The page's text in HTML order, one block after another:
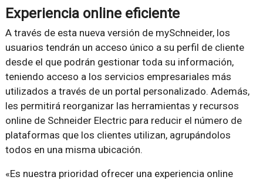
Experiencia online eficiente
A través de esta nueva versión de mySchneider, los
usuarios tendrán un acceso único a su perfil de cliente
desde el que podrán gestionar toda su información,
teniendo acceso a los servicios empresariales más
utilizados a través de un portal personalizado. Además,
les permitirá reorganizar las herramientas y recursos
online de Schneider Electric para reducir el número de
plataformas que los clientes utilizan, agrupándolos
todos en una misma ubicación.
«Es nuestra prioridad ofrecer una experiencia online